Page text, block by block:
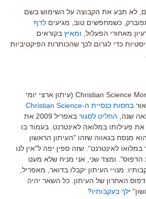
לא תבע את הקבוצה על השימוש בשם
כשמחפשים טוב, מגיעים לדף
מאחורי הפעלול, ומאיץ בקוראים
כדי לגרום לכך שהכותרות הפיקטיביות
ובעניין נושק: העיתון Christian Science Monitor (עיתון ארצי יומי
בחסות כנסיית ה-Christian Science
שנה, החליט לסגור
באפריל 2009 את
פעילותו במלואה לאינטרנט. בעמוד בו
מנסח בגאווה שזהו "העיתון הראשון
לאינטרנט". שזה ספין יפה ל"אין לנו
ומצד שני, אני מניח שלא מעט
מנויי העיתון יקבלו בדואר, מאפריל,
האחרון של העיתון. כל השאר יהיה
ילך בעקבותיו?